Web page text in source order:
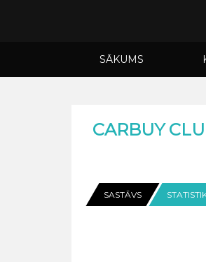
SĀKUMS
CARBUY
SASTĀVS